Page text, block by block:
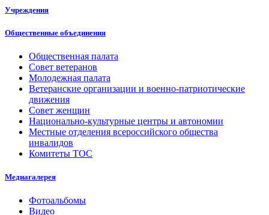
Учреждения
Общественные объединения
Общественная палата
Совет ветеранов
Молодежная палата
Ветеранские организации и военно-патриотические
движения
Совет женщин
Национально-культурные центры и автономии
Местные отделения всероссийского общества
инвалидов
Комитеты ТОС
Медиагалерея
Фотоальбомы
Видео